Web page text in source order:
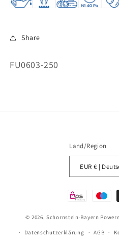
Share
SKU:
FU0603-250
Land/Region
EUR € |
© 2026,Schornstein-Bayern
Datenschutzerklärung AGB